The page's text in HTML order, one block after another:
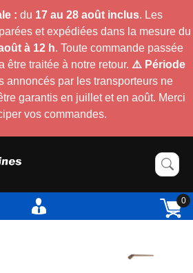
: du 17 au 28 août inclus. Les
et expédiées dans la mesure du
à 12 h. Toute commande passée
être traitée à notre retour. ⚠️ Période
annoncés par les transporteurs ne
garantis en juillet et en août. Merci
vos commandes.
0